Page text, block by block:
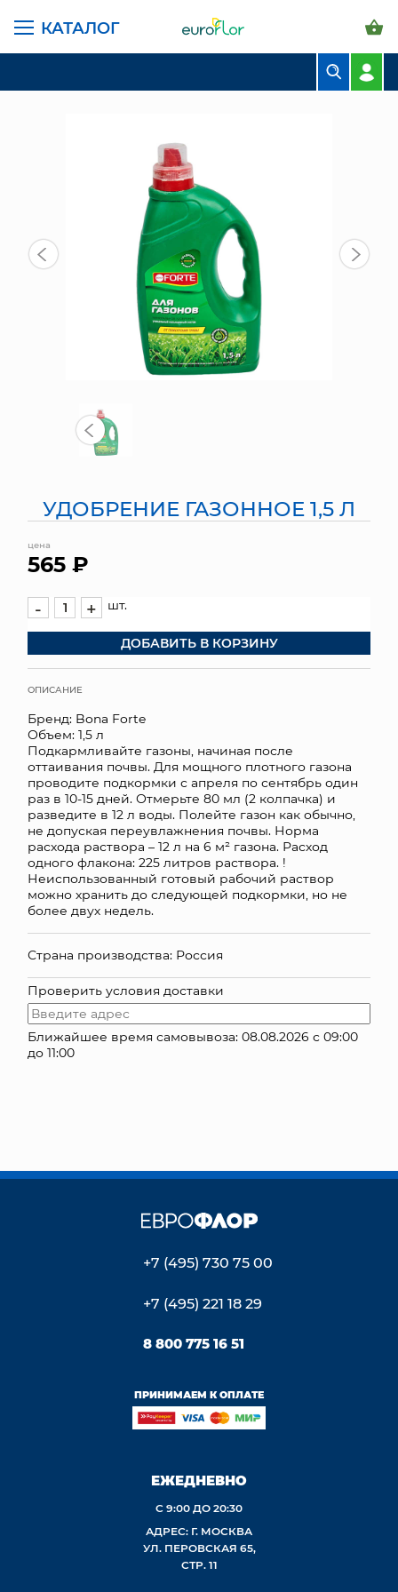
КАТАЛОГ
ЦВЕТЫ В ПАЧКАХ
СВАДЕБНАЯ ФЛОРИСТИКА
КОМНАТНЫЕ РАСТЕНИЯ
ГОРШКИ И КАШПО
ГРУНТЫ И УДОБРЕНИЯ
ПРЕДМЕТЫ ИНТЕРЬЕРА
ЯЩИКИ
ПОДАРОЧНЫЕ КАРТЫ
ДОСТАВКА И ОПЛАТА
КОНТАКТЫ
ГЛАВНАЯ СТРАНИЦА КАТАЛОГ
ГРУНТЫ И УДОБРЕНИЯ
УДОБРЕНИЕ ГАЗОННОЕ 1,5 Л
цена
565 ₽
- + шт.
ДОБАВИТЬ В КОРЗИНУ
ОПИСАНИЕ
Бренд: Bona Forte
Объем: 1,5 л
Подкармливайте газоны, начиная после
оттаивания почвы. Для мощного плотного газона
проводите подкормки с апреля по сентябрь один
раз в 10-15 дней. Отмерьте 80 мл (2 колпачка) и
разведите в 12 л воды. Полейте газон как обычно,
не допуская переувлажнения почвы. Норма
расхода раствора – 12 л на 6 м² газона. Расход
одного флакона: 225 литров раствора. !
Неиспользованный готовый рабочий раствор
можно хранить до следующей подкормки, но не
более двух недель.
Страна производства: Россия
Проверить условия доставки
Ближайшее время самовывоза: 08.08.2026 с 09:00
до 11:00
+7 (495) 730 75 00
+7 (495) 221 18 29
8 800 775 16 51
ПРИНИМАЕМ К ОПЛАТЕ
ЕЖЕДНЕВНО
С 9:00 ДО 20:30
АДРЕС: Г. МОСКВА
УЛ. ПЕРОВСКАЯ 65,
СТР. 11